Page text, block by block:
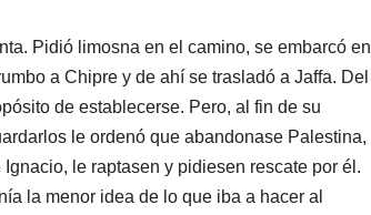
Pidió limosna en el camino, se embarcó en
a Chipre y de ahí se trasladó a Jaffa. Del
de establecerse. Pero, al fin de su
le ordenó que abandonase Palestina,
le raptasen y pidiesen rescate por él.
la menor idea de lo que iba a hacer al